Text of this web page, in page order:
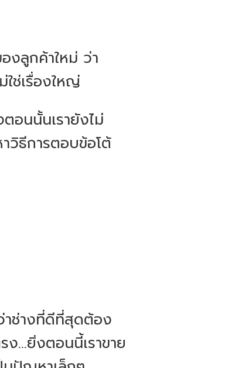
งลูกค้าใหม่ ว่า
ใช่เรื่องใหญ่
อนนั้นเรายังไม่
วิธีการตอบข้อโต้
าช่างที่ดีที่สุดต้อง
...ยิ่งตอนนี้เราขาย